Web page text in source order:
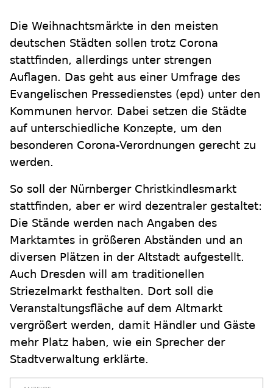
Die Weihnachtsmärkte in den meisten
deutschen Städten sollen trotz Corona
stattfinden, allerdings unter strengen
Auflagen. Das geht aus einer Umfrage des
Evangelischen Pressedienstes (epd) unter den
Kommunen hervor. Dabei setzen die Städte
auf unterschiedliche Konzepte, um den
besonderen Corona-Verordnungen gerecht zu
werden.
So soll der Nürnberger Christkindlesmarkt
stattfinden, aber er wird dezentraler gestaltet:
Die Stände werden nach Angaben des
Marktamtes in größeren Abständen und an
diversen Plätzen in der Altstadt aufgestellt.
Auch Dresden will am traditionellen
Striezelmarkt festhalten. Dort soll die
Veranstaltungsfläche auf dem Altmarkt
vergrößert werden, damit Händler und Gäste
mehr Platz haben, wie ein Sprecher der
Stadtverwaltung erklärte.